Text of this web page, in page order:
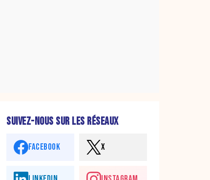
SUIVEZ-NOUS SUR LES RÉSEAUX
FACEBOOK X